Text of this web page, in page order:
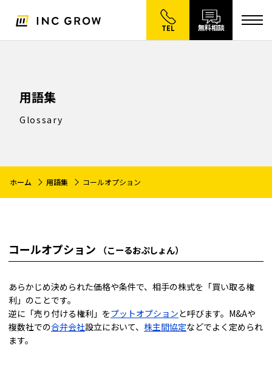
TEL 無料相談
用語集
Glossary
ホーム 用語集 コールオプション
コールオプション （こーるおぷしょん）
あらかじめ決められた価格や条件で、相手の株式を「買い取る権
利」のことです。
逆に「売り付ける権利」をプットオプションと呼びます。M&Aや
複数社での合弁会社設立において、 株主間協定などでよく定められ
ます。